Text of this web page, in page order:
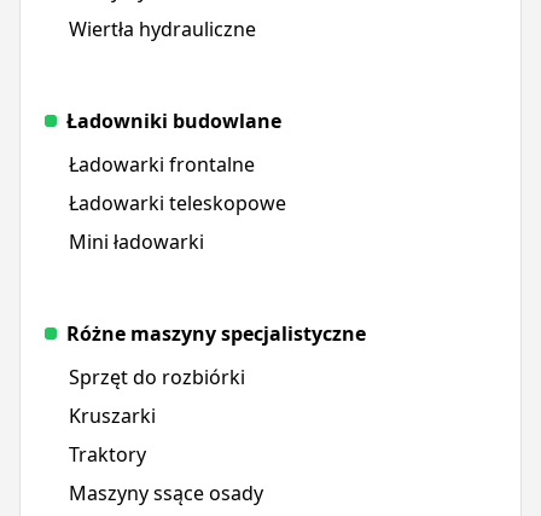
Wiertła hydrauliczne
Ładowniki budowlane
Ładowarki frontalne
Ładowarki teleskopowe
Mini ładowarki
Różne maszyny specjalistyczne
Sprzęt do rozbiórki
Kruszarki
Traktory
Maszyny ssące osady